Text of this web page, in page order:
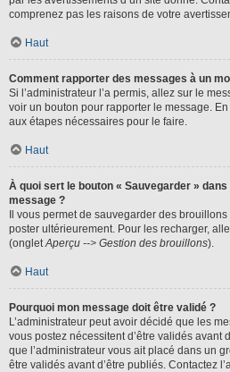
comprenez pas les raisons de votre
Haut
Comment rapporter des messages à un
Si l’administrateur l’a permis, allez sur le
voir un bouton pour rapporter le message.
aux étapes nécessaires pour le faire.
Haut
À quoi sert le bouton « Sauvegarder »
message ?
Il vous permet de sauvegarder des
poster ultérieurement. Pour les recharger,
(ongletAperçu --> Gestion des brouillons).
Haut
Pourquoi mon message doit être validé ?
L’administrateur peut avoir décidé que les
vous postez nécessitent d’être validés avant
que l’administrateur vous ait placé dans un
être validés avant d’être publiés. Contactez